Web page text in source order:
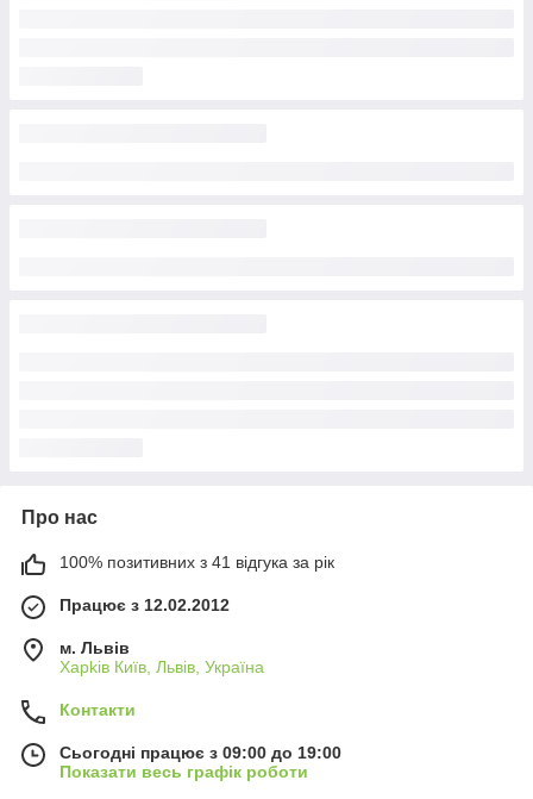
Про нас
100% позитивних з 41 відгука за рік
Працює з 12.02.2012
м. Львів
Харkiв Київ, Львів, Україна
Контакти
Сьогодні працює з 09:00 до 19:00
Показати весь графік роботи